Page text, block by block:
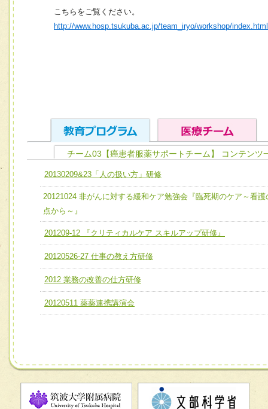
こちらをご覧ください。
http://www.hosp.tsukuba.ac.jp/team_iryo/workshop/
ユニット１ 医療人としての基礎能力
全人的医療を実践する医療人として、必要な基礎能力を身
ける
ユニット２ チーム医療構成力
必要に応じて柔軟に医療チームを組織し、強調できる
ユニット３ 多職種連携力
他職種の視点とスキルを学び、相互理解と連携を深める
チーム01【病院内横断的問題解決チーム】
チーム02【地域医療連携推進による高度医療を必要とする
宅患者等支援チーム】
チーム03【癌患者服薬サポートチーム】
チーム04【口腔ケアチーム】
チーム06【外来化学療法チーム】
チーム】
チーム09【術前から始める周術期リハビリテーションチー
ム】
チーム03【癌患者服薬サポートチーム】 コンテンツ
20130209&23「人の扱い方」研修
20121024 非がんに対する緩和ケア勉強会『臨死期のケア～看護
点から～』
201209-12 『クリティカルケア スキルアップ研修』
20120526-27 仕事の教え方研修
2012 業務の改善の仕方研修
20120511 薬薬連携講演会